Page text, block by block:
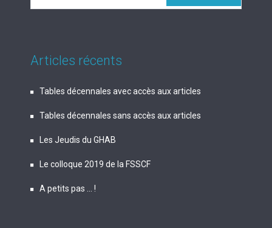
Articles récents
Tables décennales avec accès aux articles
Tables décennales sans accès aux articles
Les Jeudis du GHAB
Le colloque 2019 de la FSSCF
A petits pas … !